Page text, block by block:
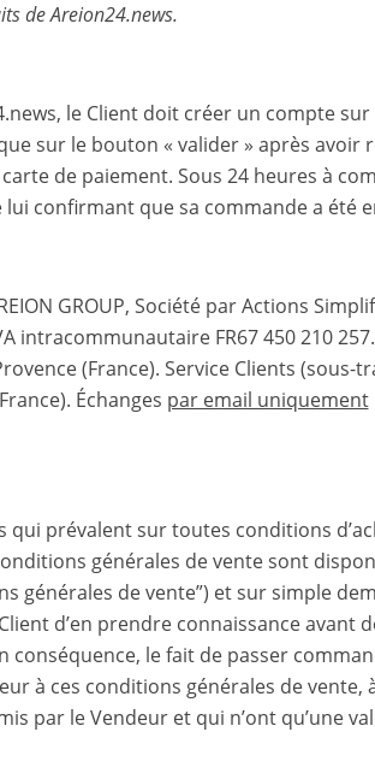
de Areion24​.news.
le Client doit créer un compte
sur le bouton « valider » après avoir
de paiement. Sous 24 heures à
confirmant que sa commande a été
GROUP, Société par Actions
intracommunautaire FR67 450 210
(France). Service Clients (sous-
Échanges par email uniquement
prévalent sur toutes conditions
générales de vente sont
générales de vente”) et sur simple
d’en prendre connaissance avant
le fait de passer
à ces conditions générales de vente,
par le Vendeur et qui n’ont qu’une